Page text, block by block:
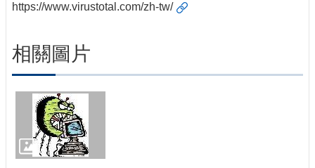
https://www.virustotal.com/zh-tw/
相關圖片